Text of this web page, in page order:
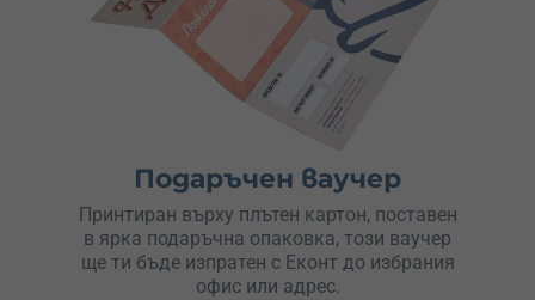
Подаръчен ваучер
Принтиран върху плътен картон, поставен
в ярка подаръчна опаковка, този ваучер
ще ти бъде изпратен с Еконт до избрания
офис или адрес.